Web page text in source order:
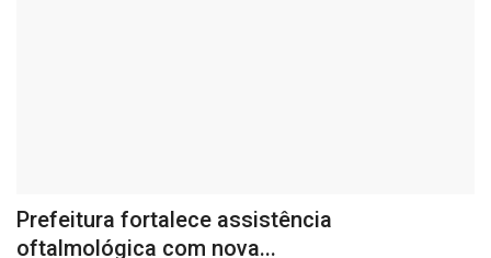
Prefeitura fortalece assistência
oftalmológica com nova...